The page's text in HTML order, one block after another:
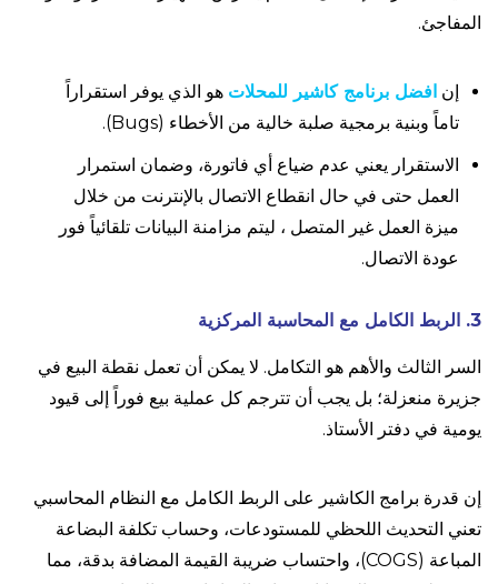
المفاجئ.
إن افضل برنامج كاشير للمحلات هو الذي يوفر استقراراً
تاماً وبنية برمجية صلبة خالية من الأخطاء (Bugs).
الاستقرار يعني عدم ضياع أي فاتورة، وضمان استمرار
العمل حتى في حال انقطاع الاتصال بالإنترنت من خلال
ميزة العمل غير المتصل ، ليتم مزامنة البيانات تلقائياً فور
عودة الاتصال.
3. الربط الكامل مع المحاسبة المركزية
السر الثالث والأهم هو التكامل. لا يمكن أن تعمل نقطة البيع في
جزيرة منعزلة؛ بل يجب أن تترجم كل عملية بيع فوراً إلى قيود
يومية في دفتر الأستاذ.
إن قدرة برامج الكاشير على الربط الكامل مع النظام المحاسبي
تعني التحديث اللحظي للمستودعات، وحساب تكلفة البضاعة
المباعة (COGS)، واحتساب ضريبة القيمة المضافة بدقة، مما